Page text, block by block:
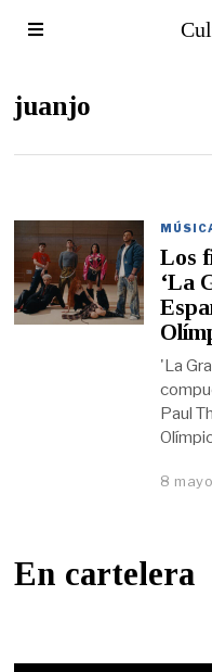
juanjo
Los
‘La
'La
Paul
8
En cartelera